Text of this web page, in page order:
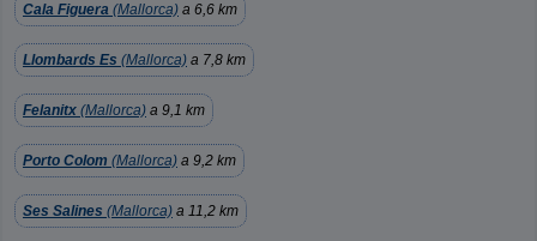
Cala Figuera (Mallorca) a 6,6 km
Llombards Es (Mallorca) a 7,8 km
Felanitx (Mallorca) a 9,1 km
Porto Colom (Mallorca) a 9,2 km
Ses Salines (Mallorca) a 11,2 km